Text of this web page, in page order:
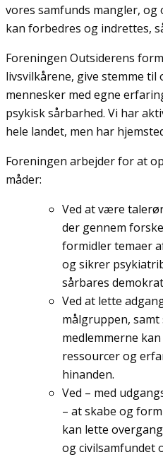
vores samfunds mangler, og
kan forbedres og indrettes,
Foreningen Outsiderens
livsvilkårene, give stemme
mennesker med egne
psykisk sårbarhed. Vi har
hele landet, men har
Foreningen arbejder for at
måder:
Ved at være
der gennem
formidler temaer
og sikrer
sårbares
Ved at lette
målgruppen,
medlemmerne
ressourcer og
hinanden.
Ved – med
– at skabe og
kan lette
og civilsamfundet